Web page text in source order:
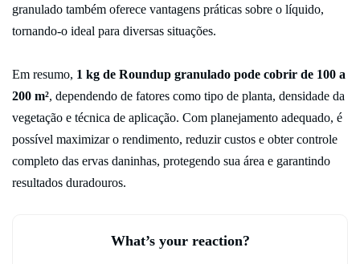
granulado também oferece vantagens práticas sobre o líquido,
tornando-o ideal para diversas situações.
Em resumo, 1 kg de Roundup granulado pode cobrir de 100 a
200 m², dependendo de fatores como tipo de planta, densidade da
vegetação e técnica de aplicação. Com planejamento adequado, é
possível maximizar o rendimento, reduzir custos e obter controle
completo das ervas daninhas, protegendo sua área e garantindo
resultados duradouros.
What’s your reaction?